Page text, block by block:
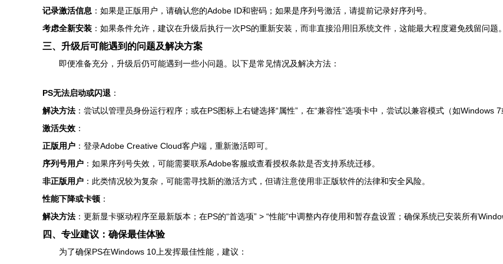
记录激活信息 ：如果是正版用户，请确认您的Adobe ID和密码；如果是序列号激活，请提前记录好序列号。
考虑全新安装 ：如果条件允许，建议在升级后执行一次PS的重新安装，而非直接沿用旧系统文件，这能最大程度避免残留问题。
三、升级后可能遇到的问题及解决方案
即便准备充分，升级后仍可能遇到一些小问题。以下是常见情况及解决方法：
PS无法启动或闪退 ：
解决方法 ：尝试以管理员身份运行程序；或在PS图标上右键选择“属性”，在“兼容性”选项卡中，尝试以兼容模式（如Windows
激活失效 ：
正版用户 ：登录Adobe Creative Cloud客户端，重新激活即可。
序列号用户 ：如果序列号失效，可能需要联系Adobe客服或查看授权条款是否支持系统迁移。
非正版用户 ：此类情况较为复杂，可能需寻找新的激活方式，但请注意使用非正版软件的法律和安全风险。
性能下降或卡顿 ：
解决方法 ：更新显卡驱动程序至最新版本；在PS的“首选项” > “性能”中调整内存使用和暂存盘设置；确保系统已安装所有
四、专业建议：确保最佳体验
为了确保PS在Windows 10上发挥最佳性能，建议：